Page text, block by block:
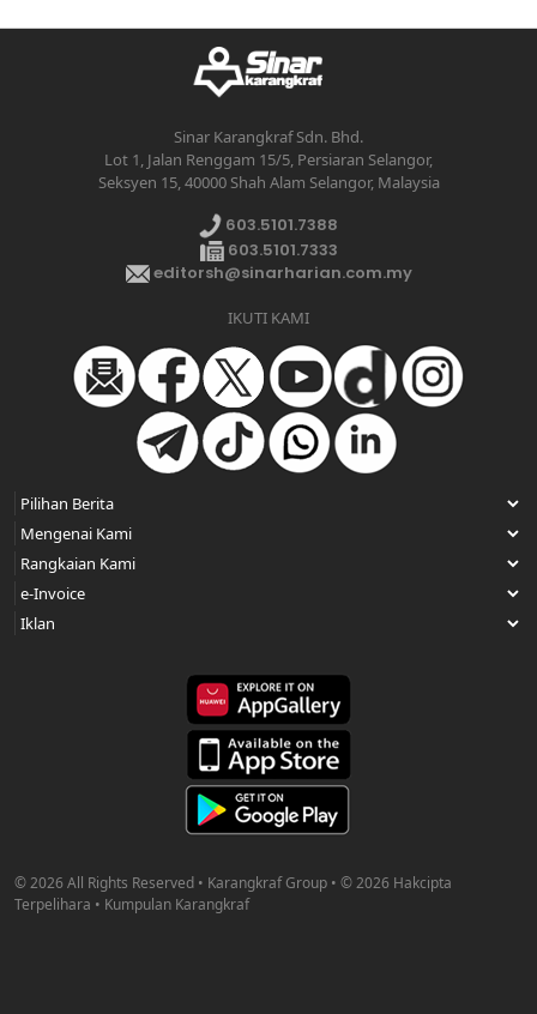
Sinar Karangkraf Sdn. Bhd.
Lot 1, Jalan Renggam 15/5, Persiaran Selangor,
Seksyen 15, 40000 Shah Alam Selangor, Malaysia
603.5101.7388
603.5101.7333
editorsh@sinarharian.com.my
IKUTI KAMI
© 2026 All Rights Reserved • Karangkraf Group • © 2026 Hakcipta
Terpelihara • Kumpulan Karangkraf